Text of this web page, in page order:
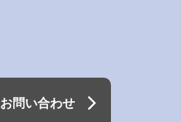
問い合わせ